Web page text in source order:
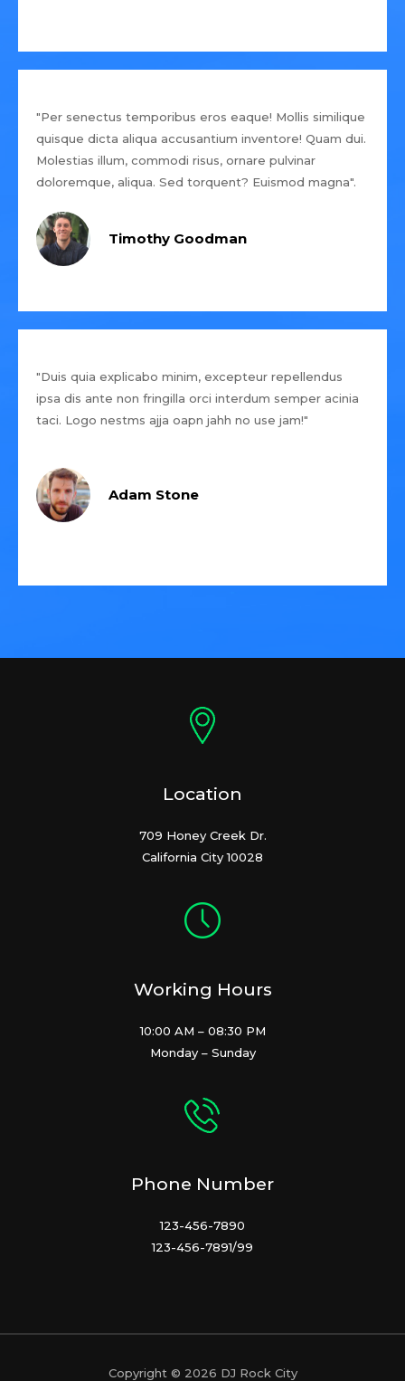
"Per senectus temporibus eros eaque! Mollis similique
quisque dicta aliqua accusantium inventore! Quam dui.
Molestias illum, commodi risus, ornare pulvinar
doloremque, aliqua. Sed torquent? Euismod magna".
Timothy Goodman
"Duis quia explicabo minim, excepteur repellendus
ipsa dis ante non fringilla orci interdum semper acinia
taci. Logo nestms ajja oapn jahh no use jam!"
Adam Stone
Location
709 Honey Creek Dr.
California City 10028
Working Hours
10:00 AM – 08:30 PM
Monday – Sunday
Phone Number
123-456-7890
123-456-7891/99
Copyright © 2026 DJ Rock City